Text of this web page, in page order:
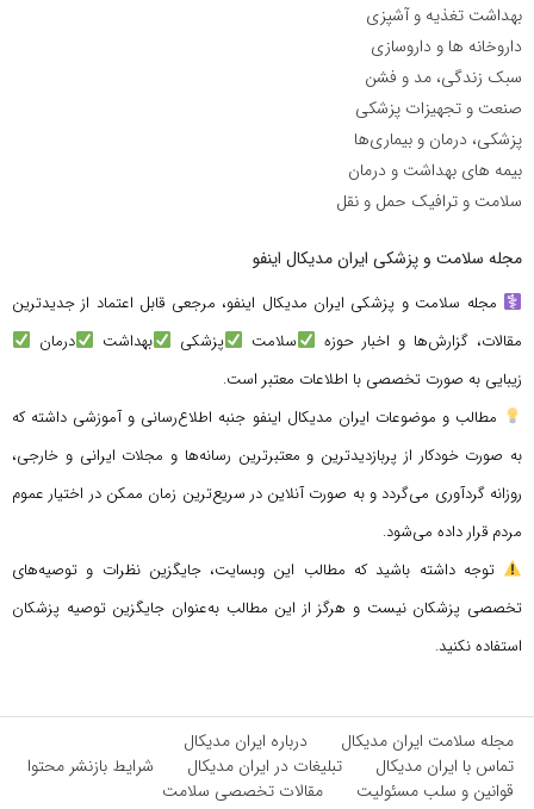
بهداشت تغذیه و آشپزی
داروخانه ها و داروسازی
سبک زندگی، مد و فشن
صنعت و تجهیزات پزشکی
پزشکی، درمان و بیماری‌ها
بیمه های بهداشت و درمان
سلامت و ترافیک حمل و نقل
مجله سلامت و پزشکی ایران مدیکال اینفو
مجله سلامت و پزشکی ایران مدیکال اینفو، مرجعی قابل اعتماد از جدیدترین
مقالات، گزارش‌ها و اخبار حوزه
سلامت پزشکی بهداشت
درمان
زیبایی به صورت تخصصی با اطلاعات معتبر است.
مطالب و موضوعات ایران مدیکال اینفو جنبه اطلاع‌رسانی و آموزشی داشته که
به صورت خودکار از پربازدیدترین و معتبرترین رسانه‌ها و مجلات ایرانی و خارجی،
روزانه گردآوری می‌گردد و به صورت آنلاین در سریع‌ترین زمان ممکن در اختیار عموم
مردم قرار داده می‌شود.
توجه داشته باشید که مطالب این وبسایت، جایگزین نظرات و توصیه‌های
تخصصی پزشکان نیست و هرگز از این مطالب به‌عنوان جایگزین توصیه پزشکان
استفاده نکنید.
مجله سلامت ایران مدیکال
درباره ایران مدیکال
تماس با ایران مدیکال
تبلیغات در ایران مدیکال
شرایط بازنشر محتوا
قوانین و سلب مسئولیت
مقالات تخصصی سلامت